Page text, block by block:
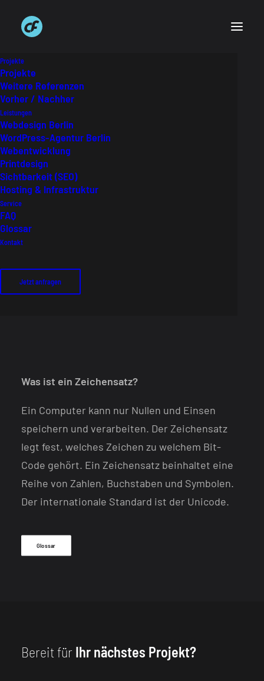
Projekte
Projekte
Weitere Referenzen
Vorher / Nachher
Leistungen
Webdesign Berlin
WordPress-Agentur Berlin
Webentwicklung
Printdesign
Sichtbarkeit (SEO)
Hosting & Infrastruktur
Service
FAQ
Glossar
Kontakt
Jetzt anfragen
Was ist ein Zeichensatz?
Ein Computer kann nur Nullen und Einsen
speichern und verarbeiten. Der Zeichensatz
legt fest, welches Zeichen zu welchem Bit-
Code gehört. Ein Zeichensatz beinhaltet eine
Reihe von Zahlen, Buchstaben und Symbolen.
Was ist ein Zeichensatz?
Ein Computer kann nur Nullen und Einsen
speichern und verarbeiten. Der Zeichensatz
legt fest, welches Zeichen zu welchem Bit-
Code gehört. Ein Zeichensatz beinhaltet eine
Reihe von Zahlen, Buchstaben und Symbolen.
Der internationale Standard ist der Unicode.
Glossar
Bereit für Ihr nächstes Projekt?